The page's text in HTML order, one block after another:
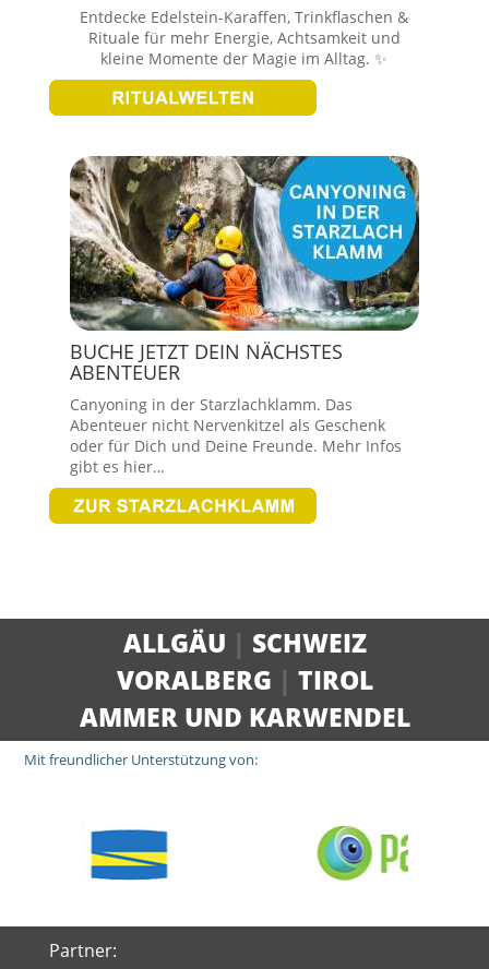
Entdecke Edelstein-Karaffen, Trinkflaschen &
Rituale für mehr Energie, Achtsamkeit und
kleine Momente der Magie im Alltag. ✨
BUCHE JETZT DEIN NÄCHSTES
ABENTEUER
Canyoning in der Starzlachklamm. Das
Abenteuer nicht Nervenkitzel als Geschenk
oder für Dich und Deine Freunde. Mehr Infos
gibt es hier…
ALLGÄU | SCHWEIZ
VORALBERG | TIROL
AMMER UND KARWENDEL
Mit freundlicher Unterstützung von:
Partner: